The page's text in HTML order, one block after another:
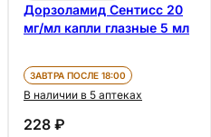
Дорзоламид Сентисс 20
мг/мл капли глазные 5 мл
ЗАВТРА ПОСЛЕ 18:00
В наличии в 5 аптеках
228 ₽